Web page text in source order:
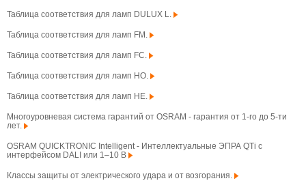
Таблица соответствия для ламп DULUX L.
Таблица соответствия для ламп FM.
Таблица соответствия для ламп FC.
Таблица соответствия для ламп HO.
Таблица соответствия для ламп HE.
Многоуровневая система гарантий от OSRAM - гарантия от 1-го до 5-ти
лет.
OSRAM QUICKTRONIC Intelligent - Интеллектуальные ЭПРА QTi с
интерфейсом DALI или 1–10 В
Классы защиты от электрического удара и от возгорания.